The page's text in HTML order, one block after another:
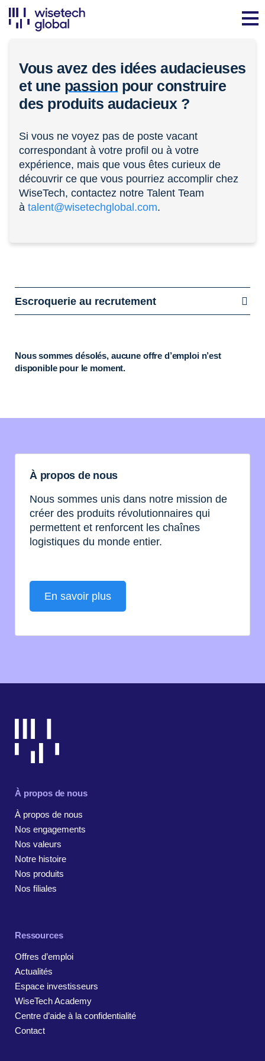
Vous avez des idées audacieuses
et une passion pour construire
des produits audacieux ?
Si vous ne voyez pas de poste vacant
correspondant à votre profil ou à votre
expérience, mais que vous êtes curieux de
découvrir ce que vous pourriez accomplir chez
WiseTech, contactez notre Talent Team
à talent@wisetechglobal.com.
Escroquerie au recrutement
Nous sommes désolés, aucune offre d’emploi n’est
disponible pour le moment.
À propos de nous
Nous sommes unis dans notre mission de
créer des produits révolutionnaires qui
permettent et renforcent les chaînes
logistiques du monde entier.
En savoir plus
À propos de nous
À propos de nous
Nos engagements
Nos valeurs
Notre histoire
Nos produits
Nos filiales
Ressources
Offres d’emploi
Actualités
Espace investisseurs
WiseTech Academy
Centre d’aide à la confidentialité
Contact